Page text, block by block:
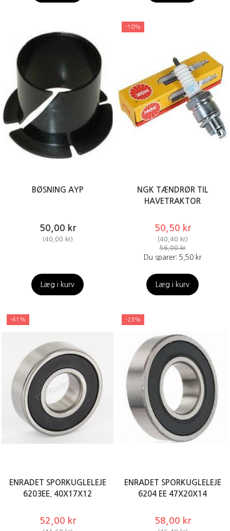
BØSNING AYP
50,00 kr
(40,00 kr)
Læg i kurv
-10%
NGK TÆNDRØR TIL
HAVETRAKTOR
50,50 kr
(40,40 kr)
56,00 kr
Du sparer: 5,50 kr
Læg i kurv
-41%
ENRADET SPORKUGLELEJE
6203EE. 40X17X12
52,00 kr
-23%
ENRADET SPORKUGLELEJE
6204 EE 47X20X14
58,00 kr